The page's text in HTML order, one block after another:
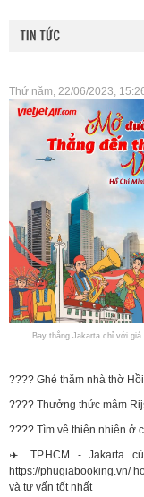
Thứ năm, 22/06/2023,
Bay thẳng Jakarta chỉ với giá
???? Ghé thăm nhà thờ
???? Thưởng thức mâm
???? Tìm về thiên nhiên ở
✈️ TP.HCM - Jakarta
https://phugiabooking.vn/
và tư vấn tốt nhất